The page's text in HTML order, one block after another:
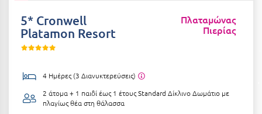
Αργολίδα
Αριδαία
Αρκίτσα
Αρτέμιδα
Ξενοδοχεία 3 Αστέρων
Ξενοδοχεία 4 Αστέρων
Βίλες
Κρουαζιέρες
5* Cronwell
Platamon Resort
Πλαταμώνας
Πιερίας
4 Ημέρες (3 Διανυκτερεύσεις)
2 άτομα + 1 παιδί έως 1 έτουςStandard Δίκλινο Δωμάτιο με
πλαγίως θέα στη θάλασσα